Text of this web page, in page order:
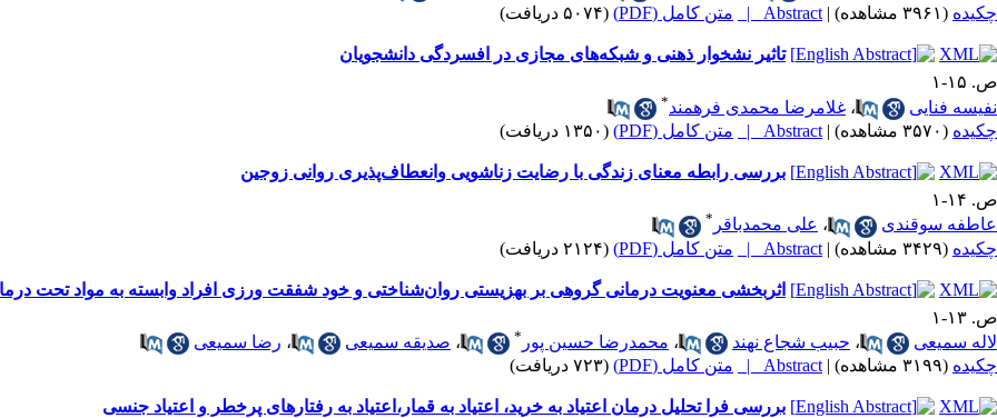
چکیده (۳۹۶۱ مشاهده) |
Abstract | متن کامل (PDF) (۵۰۷۴ دریافت)
تاثیر نشخوار ذهنی و شبکه‌های مجازی در افسردگی دانشجویان
ص. ۱۵-۱
نفیسه فنایی
، غلامرضا محمدی فرهمند*
چکیده (۳۵۷۰ مشاهده) |
Abstract | متن کامل (PDF) (۱۳۵۰ دریافت)
بررسی رابطه معنای زندگی با رضایت زناشویی وانعطاف‌پذیری روانی زوجین
ص. ۱۴-۱
عاطفه سوقندی
، علی محمدباقر *
چکیده (۳۴۲۹ مشاهده) |
Abstract | متن کامل (PDF) (۲۱۲۴ دریافت)
اثربخشی معنویت درمانی گروهی بر بهزیستی روان‌شناختی و خود شفقت ورزی افراد وابسته به مواد تحت
ص. ۱۳-۱
لاله سمیعی
، حبیب شجاع نهند ، محمدرضا حسین پور * ، صدیقه سمیعی ، رضا سمیعی
چکیده (۳۱۹۹ مشاهده) |
Abstract | متن کامل (PDF) (۷۲۳ دریافت)
بررسی فرا تحلیل درمان اعتیاد به خرید، اعتیاد به قمار،اعتیاد به رفتارهای پرخطر و اعتیاد جنسی